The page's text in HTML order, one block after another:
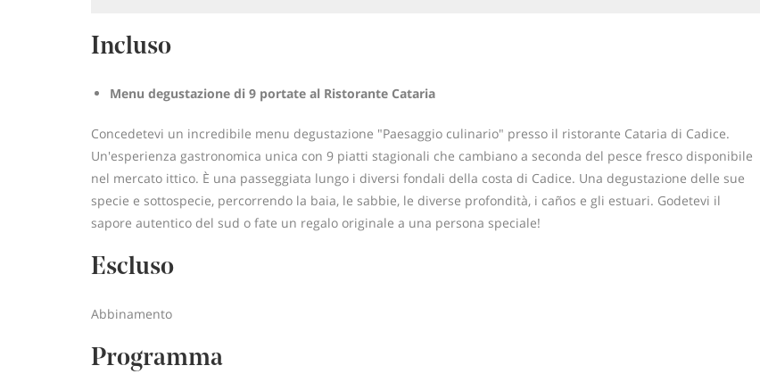
Incluso
Menu degustazione di 9 portate al Ristorante Cataria
Concedetevi un incredibile menu degustazione "Paesaggio culinario" presso il ristorante Cataria di Cadice.
Un'esperienza gastronomica unica con 9 piatti stagionali che cambiano a seconda del pesce fresco disponibile
nel mercato ittico. È una passeggiata lungo i diversi fondali della costa di Cadice. Una degustazione delle sue
specie e sottospecie, percorrendo la baia, le sabbie, le diverse profondità, i caños e gli estuari. Godetevi il
sapore autentico del sud o fate un regalo originale a una persona speciale!
Escluso
Abbinamento
Programma